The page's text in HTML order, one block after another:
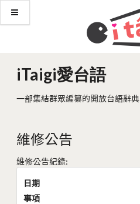
iTaigi愛台語
一部集結群眾編纂的開放台語辭典
維修公告
維修公告紀錄:
日期
事項